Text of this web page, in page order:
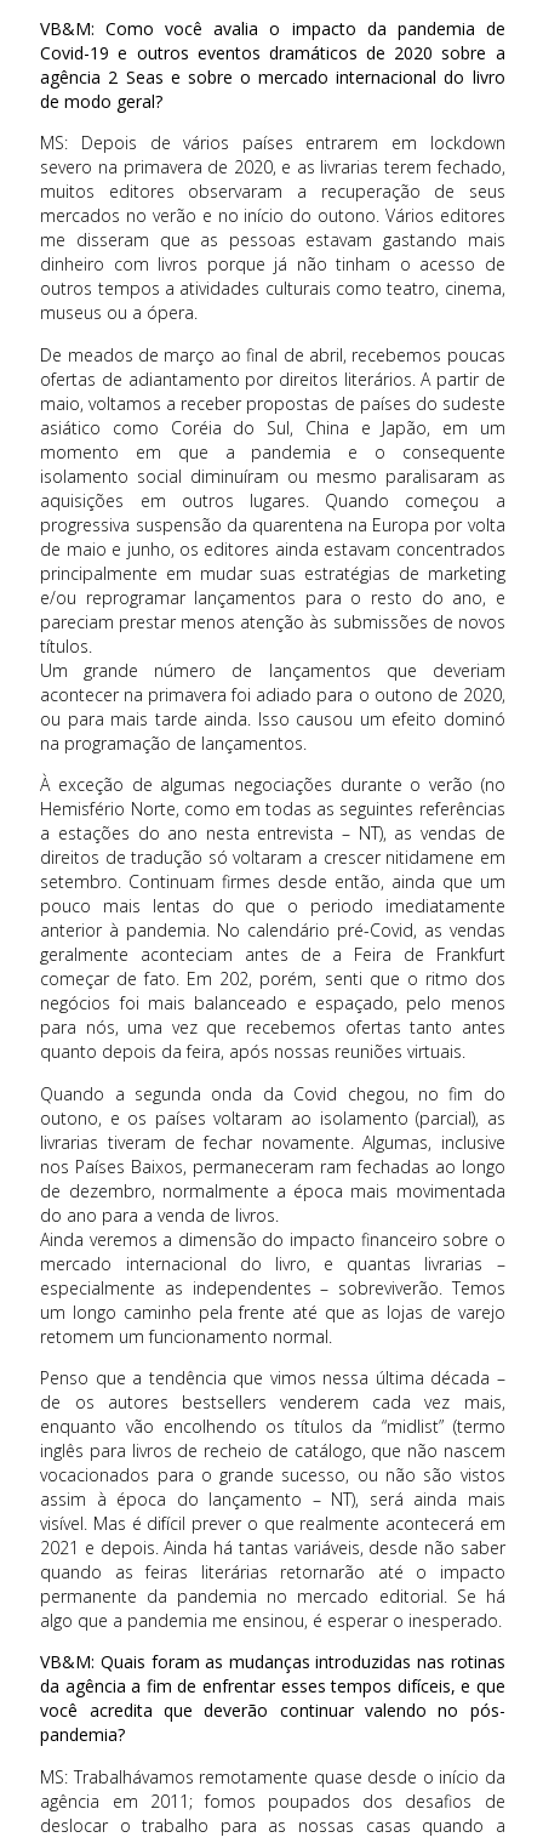
VB&M: Como você avalia o impacto da pandemia de
Covid-19 e outros eventos dramáticos de 2020 sobre a
agência 2 Seas e sobre o mercado internacional do livro
de modo geral?
MS: Depois de vários países entrarem em lockdown
severo na primavera de 2020, e as livrarias terem fechado,
muitos editores observaram a recuperação de seus
mercados no verão e no início do outono. Vários editores
me disseram que as pessoas estavam gastando mais
dinheiro com livros porque já não tinham o acesso de
outros tempos a atividades culturais como teatro, cinema,
museus ou a ópera.
De meados de março ao final de abril, recebemos poucas
ofertas de adiantamento por direitos literários. A partir de
maio, voltamos a receber propostas de países do sudeste
asiático como Coréia do Sul, China e Japão, em um
momento em que a pandemia e o consequente
isolamento social diminuíram ou mesmo paralisaram as
aquisições em outros lugares. Quando começou a
progressiva suspensão da quarentena na Europa por volta
de maio e junho, os editores ainda estavam concentrados
principalmente em mudar suas estratégias de marketing
e/ou reprogramar lançamentos para o resto do ano, e
pareciam prestar menos atenção às submissões de novos
títulos.
Um grande número de lançamentos que deveriam
acontecer na primavera foi adiado para o outono de 2020,
ou para mais tarde ainda. Isso causou um efeito dominó
na programação de lançamentos.
À exceção de algumas negociações durante o verão (no
Hemisfério Norte, como em todas as seguintes referências
a estações do ano nesta entrevista – NT), as vendas de
direitos de tradução só voltaram a crescer nitidamene em
setembro. Continuam firmes desde então, ainda que um
pouco mais lentas do que o periodo imediatamente
anterior à pandemia. No calendário pré-Covid, as vendas
geralmente aconteciam antes de a Feira de Frankfurt
começar de fato. Em 202, porém, senti que o ritmo dos
negócios foi mais balanceado e espaçado, pelo menos
para nós, uma vez que recebemos ofertas tanto antes
quanto depois da feira, após nossas reuniões virtuais.
Quando a segunda onda da Covid chegou, no fim do
outono, e os países voltaram ao isolamento (parcial), as
livrarias tiveram de fechar novamente. Algumas, inclusive
nos Países Baixos, permaneceram ram fechadas ao longo
de dezembro, normalmente a época mais movimentada
do ano para a venda de livros.
Ainda veremos a dimensão do impacto financeiro sobre o
mercado internacional do livro, e quantas livrarias –
especialmente as independentes – sobreviverão. Temos
um longo caminho pela frente até que as lojas de varejo
retomem um funcionamento normal.
Penso que a tendência que vimos nessa última década –
de os autores bestsellers venderem cada vez mais,
enquanto vão encolhendo os títulos da “midlist” (termo
inglês para livros de recheio de catálogo, que não nascem
vocacionados para o grande sucesso, ou não são vistos
assim à época do lançamento – NT), será ainda mais
visível. Mas é difícil prever o que realmente acontecerá em
2021 e depois. Ainda há tantas variáveis, desde não saber
quando as feiras literárias retornarão até o impacto
permanente da pandemia no mercado editorial. Se há
algo que a pandemia me ensinou, é esperar o inesperado.
VB&M: Quais foram as mudanças introduzidas nas rotinas
da agência a fim de enfrentar esses tempos difíceis, e que
você acredita que deverão continuar valendo no pós-
pandemia?
MS: Trabalhávamos remotamente quase desde o início da
agência em 2011; fomos poupados dos desafios de
deslocar o trabalho para as nossas casas quando a